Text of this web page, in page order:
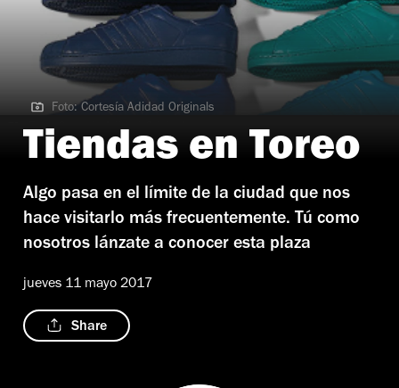
Foto: Cortesía Adidad Originals
Foto: Cortesía Adidad Originals
Tiendas en Toreo
Algo pasa en el límite de la ciudad que nos
hace visitarlo más frecuentemente. Tú como
nosotros lánzate a conocer esta plaza
jueves 11 mayo 2017
Share